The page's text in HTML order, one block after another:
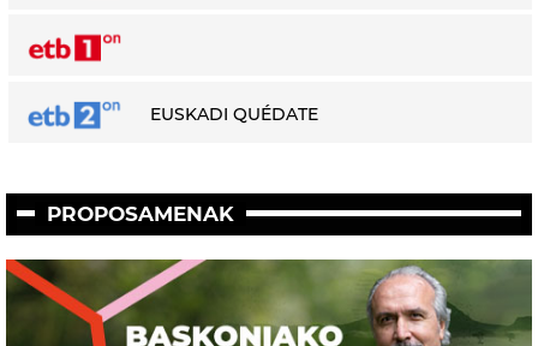
EUSKADI QUÉDATE
PROPOSAMENAK